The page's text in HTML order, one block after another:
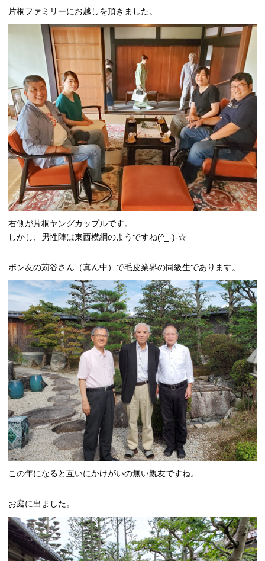
片桐ファミリーにお越しを頂きました。
右側が片桐ヤングカップルです。
しかし、男性陣は東西横綱のようですね(^_-)-☆
ポン友の苅谷さん（真ん中）で毛皮業界の同級生であります。
この年になると互いにかけがいの無い親友ですね。
お庭に出ました。